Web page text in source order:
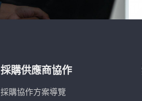
採購供應商協作
採購協作方案導覽